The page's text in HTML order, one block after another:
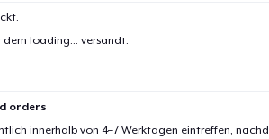
dem loading... versandt.
orders
innerhalb von 4–7 Werktagen eintreffen,
1Artikel wurde zum